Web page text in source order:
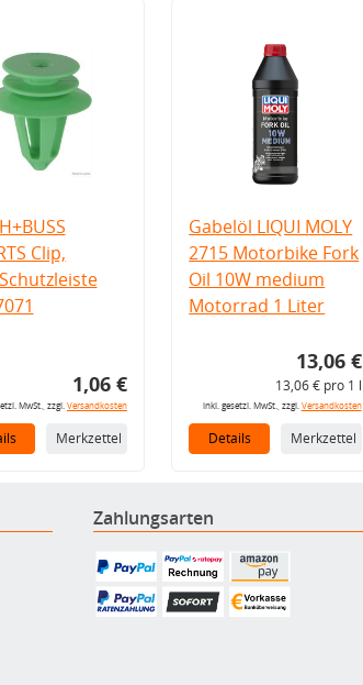
Clip,
1,06 €
MwSt., zzgl. Versandkosten
Merkzettel
Gabelöl LIQUI MOLY
2715 Motorbike Fork
Oil 10W medium
Motorrad 1 Liter
13,06 €
13,06 € pro 1 l
inkl. gesetzl. MwSt., zzgl. Versandkosten
Details Merkzettel
Zahlungsarten